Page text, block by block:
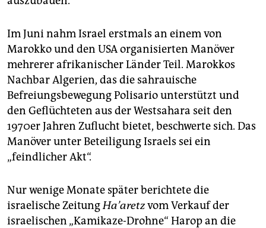
Im Juni nahm Israel erstmals an einem von
Marokko und den USA organisierten Manöver
mehrerer afrikanischer Länder Teil. Marokkos
Nachbar Algerien, das die sahrauische
Befreiungsbewegung Polisario unterstützt und
den Geflüchteten aus der Westsahara seit den
1970er Jahren Zuflucht bietet, beschwerte sich. Das
Manöver unter Beteiligung Israels sei ein
„feindlicher Akt“.
Nur wenige Monate später berichtete die
israelische ZeitungHa’aretzvom Verkauf der
israelischen „Kamikaze-Drohne“ Harop an die